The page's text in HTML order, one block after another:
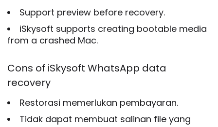
Support preview before recovery.
iSkysoft supports creating bootable media
from a crashed Mac.
Cons of iSkysoft WhatsApp data
recovery
Restorasi memerlukan pembayaran.
Tidak dapat membuat salinan file yang